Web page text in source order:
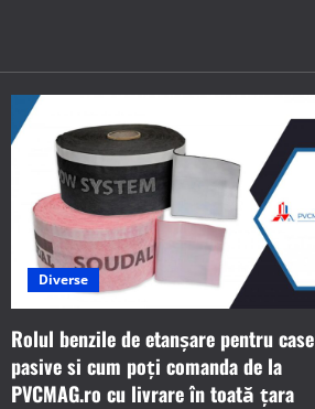
Diverse
Rolul benzile de etanșare pentru case
pasive si cum poți comanda de la
PVCMAG.ro cu livrare în toată țara